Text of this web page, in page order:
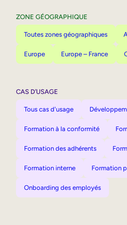
ZONE GÉOGRAPHIQUE
Toutes zones géographiques
Europe Europe – France
CAS D’USAGE
Tous cas d'usage
Formation à la conformité
Formation des adhérents
Formation interne Formation
Onboarding des employés